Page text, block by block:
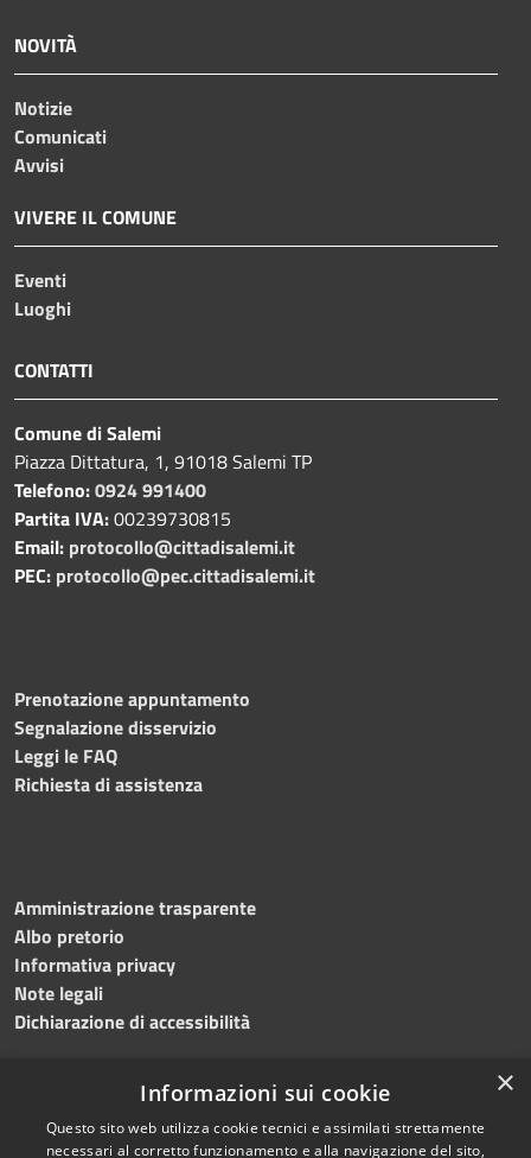
NOVITÀ
Notizie
Comunicati
Avvisi
VIVERE IL COMUNE
Eventi
Luoghi
CONTATTI
Comune di Salemi
Piazza Dittatura, 1, 91018 Salemi TP
Telefono:0924 991400
Partita IVA:00239730815
Email: protocollo@cittadisalemi.it
PEC: protocollo@pec.cittadisalemi.it
Prenotazione appuntamento
Segnalazione disservizio
Leggi le FAQ
Richiesta di assistenza
Amministrazione trasparente
Albo pretorio
Informativa privacy
Note legali
Dichiarazione di accessibilità
×
Informazioni sui cookie
Questo sito web utilizza cookie tecnici e assimilati strettamente
necessari al corretto funzionamento e alla navigazione del sito,